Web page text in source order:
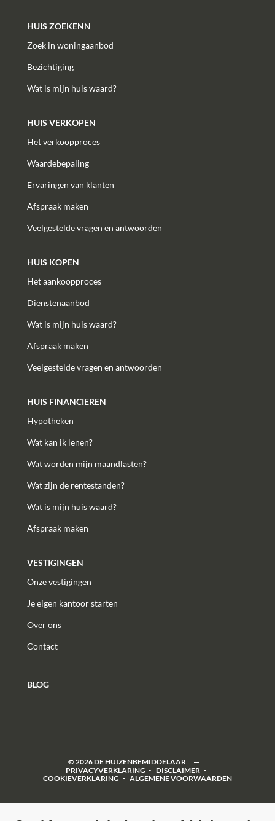
HUIS ZOEKENN
Zoek in woningaanbod
Bezichtiging
Wat is mijn huis waard?
HUIS VERKOPEN
Het verkoopproces
Waardebepaling
Ervaringen van klanten
Afspraak maken
Veelgestelde vragen en antwoorden
HUIS KOPEN
Het aankoopproces
Dienstenaanbod
Wat is mijn huis waard?
Afspraak maken
Veelgestelde vragen en antwoorden
HUIS FINANCIEREN
Hypotheken
Wat kan ik lenen?
Wat worden mijn maandlasten?
Wat zijn de rentestanden?
Wat is mijn huis waard?
Afspraak maken
VESTIGINGEN
Onze vestigingen
Je eigen kantoor starten
Over ons
Contact
BLOG
© 2026DE HUIZENBEMIDDELAAR
PRIVACYVERKLARING
DISCLAIMER
COOKIEVERKLARING
ALGEMENE VOORWAARDEN